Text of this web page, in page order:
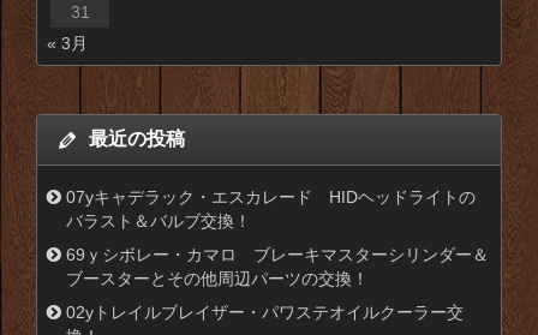
31
« 3月
最近の投稿
07yキャデラック・エスカレード HIDヘッドライトの
バラスト＆バルブ交換！
69ｙシボレー・カマロ ブレーキマスターシリンダー＆
ブースターとその他周辺パーツの交換！
02yトレイルブレイザー・パワステオイルクーラー交